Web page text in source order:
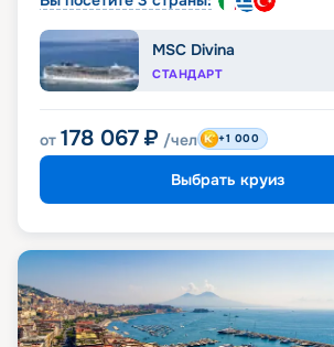
MSC Divina
СТАНДАРТ
от 178 067 ₽ /чел +1 000
Выбрать круиз